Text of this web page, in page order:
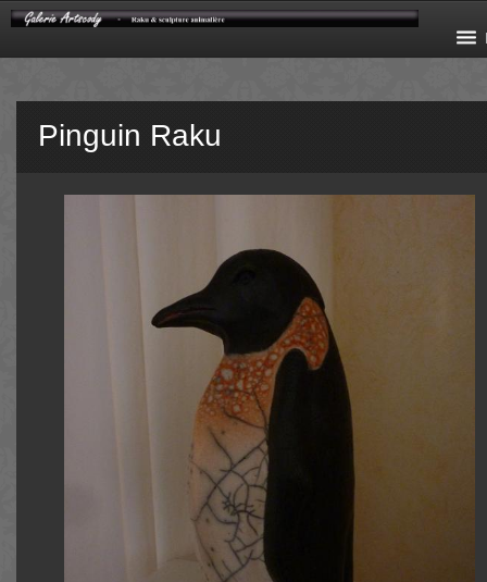
Pinguin Raku